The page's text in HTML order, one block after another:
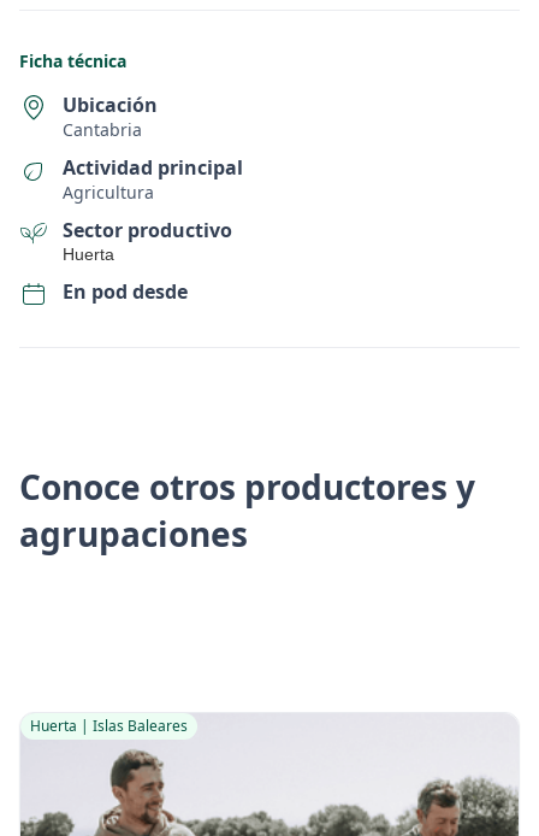
Ficha técnica
Ubicación
Cantabria
Actividad principal
Agricultura
Sector productivo
Huerta
En pod desde
Conoce otros productores y
agrupaciones
Huerta | Islas Baleares